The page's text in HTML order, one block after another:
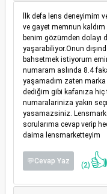
İlk defa lens deneyimim
ve gayet memnun
benim gözümden dolayı
yaşarabiliyor.Onun
bahsetmek istiyorum
numaram aslında 8.4
yaşamadım zaten
dediğim gibi kafanıza
numaralariniza yakın
yasamazsiniz.
sorularıma cevap verip
daima lensmarketteyim
💬Cevap Yaz (2) 👍